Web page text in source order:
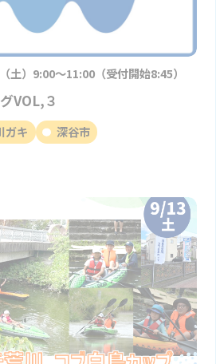
土）9:00～11:00（受付開始8:45）
VOL,３
ガキ 深谷市